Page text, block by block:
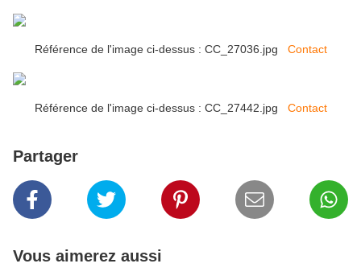
Référence de l'image ci-dessus : CC_27036.jpg Contact
Référence de l'image ci-dessus : CC_27442.jpg Contact
Partager
Vous aimerez aussi